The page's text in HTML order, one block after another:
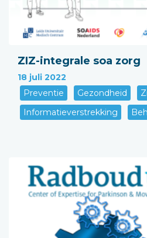
ZIZ-integrale soa zorg
18 juli 2022
Preventie
Gezondheid
Informatieverstrekking